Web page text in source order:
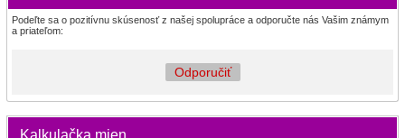
Podeľte sa o pozitívnu skúsenosť z našej spolupráce a odporučte nás Vašim známym
a priateľom:
Odporučiť